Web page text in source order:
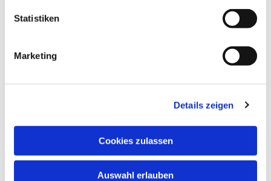
Statistiken
Marketing
Details zeigen
Cookies zulassen
Auswahl erlauben